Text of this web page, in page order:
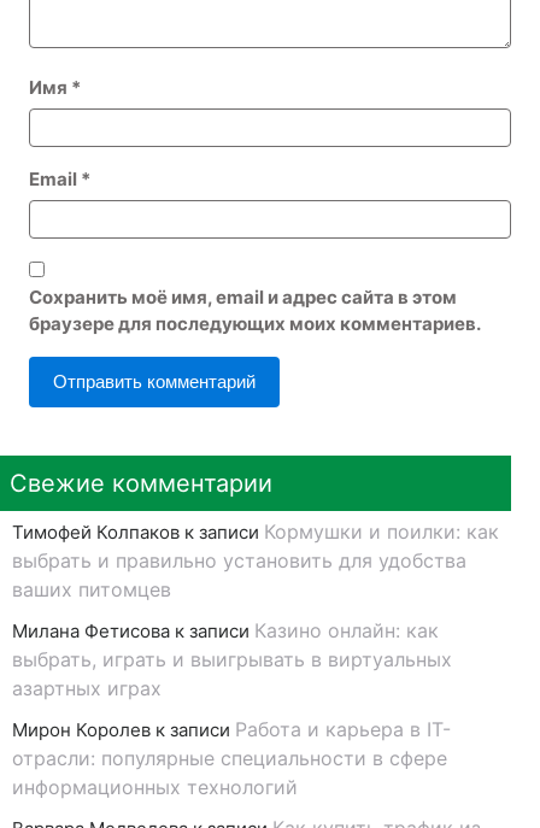
Имя *
Email *
Сохранить моё имя, email и адрес сайта в этом
браузере для последующих моих комментариев.
Свежие комментарии
Тимофей Колпаков к записи Кормушки и поилки: как
выбрать и правильно установить для удобства
ваших питомцев
Милана Фетисова к записи Казино онлайн: как
выбрать, играть и выигрывать в виртуальных
азартных играх
Мирон Королев к записи Работа и карьера в IT-
отрасли: популярные специальности в сфере
информационных технологий